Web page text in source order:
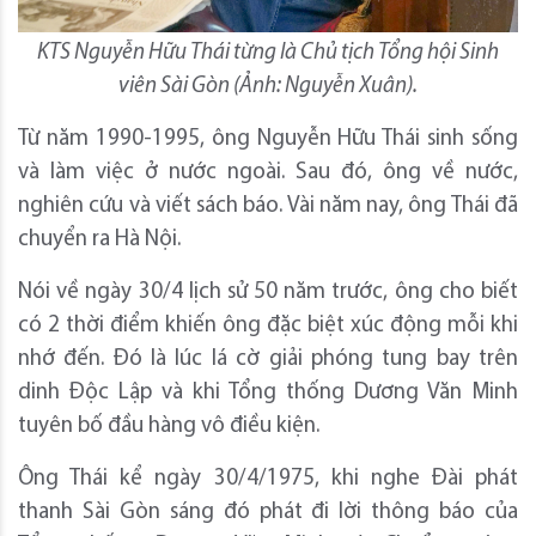
KTS Nguyễn Hữu Thái từng là Chủ tịch Tổng hội Sinh
viên Sài Gòn (Ảnh: Nguyễn Xuân).
Từ năm 1990-1995, ông Nguyễn Hữu Thái sinh sống
và làm việc ở nước ngoài. Sau đó, ông về nước,
nghiên cứu và viết sách báo. Vài năm nay, ông Thái đã
chuyển ra Hà Nội.
Nói về ngày 30/4 lịch sử 50 năm trước, ông cho biết
có 2 thời điểm khiến ông đặc biệt xúc động mỗi khi
nhớ đến. Đó là lúc lá cờ giải phóng tung bay trên
dinh Độc Lập và khi Tổng thống Dương Văn Minh
tuyên bố đầu hàng vô điều kiện.
Ông Thái kể ngày 30/4/1975, khi nghe Đài phát
thanh Sài Gòn sáng đó phát đi lời thông báo của